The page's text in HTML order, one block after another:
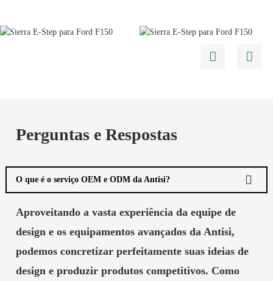
Perguntas e Respostas
O que é o serviço OEM e ODM da Antisi?
Aproveitando a vasta experiência da equipe de
design e os equipamentos avançados da Antisi,
podemos concretizar perfeitamente suas ideias de
design e produzir produtos competitivos. Como